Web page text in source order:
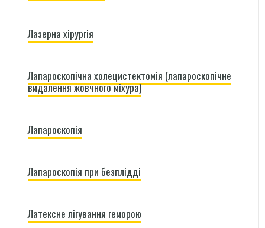
Лазерна хірургія
Лапароскопічна холецистектомія (лапароскопічне
видалення жовчного міхура)
Лапароскопія
Лапароскопія при безплідді
Латексне лігування геморою